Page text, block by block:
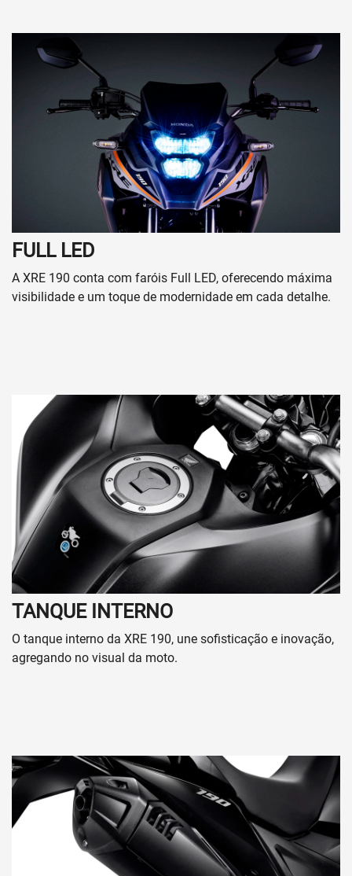
FULL LED
A XRE 190 conta com faróis Full LED, oferecendo máxima
visibilidade e um toque de modernidade em cada detalhe.
TANQUE INTERNO
O tanque interno da XRE 190, une sofisticação e inovação,
agregando no visual da moto.